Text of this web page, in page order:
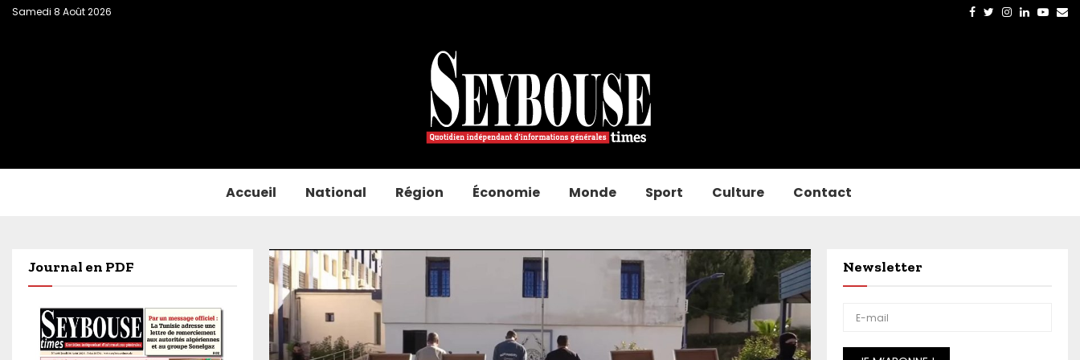
Samedi 8 Août 2026 Facebook
Twitter
Instagram
Linkedin
Accueil National Région Économie Monde Sport Culture Contact
Journal en PDF Newsletter